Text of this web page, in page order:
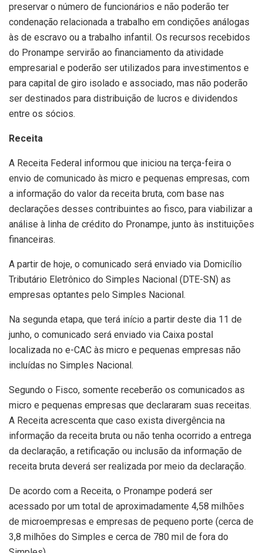
preservar o número de funcionários e não poderão ter
condenação relacionada a trabalho em condições análogas
às de escravo ou a trabalho infantil. Os recursos recebidos
do Pronampe servirão ao financiamento da atividade
empresarial e poderão ser utilizados para investimentos e
para capital de giro isolado e associado, mas não poderão
ser destinados para distribuição de lucros e dividendos
entre os sócios.
Receita
A Receita Federal informou que iniciou na terça-feira o
envio de comunicado às micro e pequenas empresas, com
a informação do valor da receita bruta, com base nas
declarações desses contribuintes ao fisco, para viabilizar a
análise à linha de crédito do Pronampe, junto às instituições
financeiras.
A partir de hoje, o comunicado será enviado via Domicílio
Tributário Eletrônico do Simples Nacional (DTE-SN) as
empresas optantes pelo Simples Nacional.
Na segunda etapa, que terá início a partir deste dia 11 de
junho, o comunicado será enviado via Caixa postal
localizada no e-CAC às micro e pequenas empresas não
incluídas no Simples Nacional.
Segundo o Fisco, somente receberão os comunicados as
micro e pequenas empresas que declararam suas receitas.
A Receita acrescenta que caso exista divergência na
informação da receita bruta ou não tenha ocorrido a entrega
da declaração, a retificação ou inclusão da informação de
receita bruta deverá ser realizada por meio da declaração.
De acordo com a Receita, o Pronampe poderá ser
acessado por um total de aproximadamente 4,58 milhões
de microempresas e empresas de pequeno porte (cerca de
3,8 milhões do Simples e cerca de 780 mil de fora do